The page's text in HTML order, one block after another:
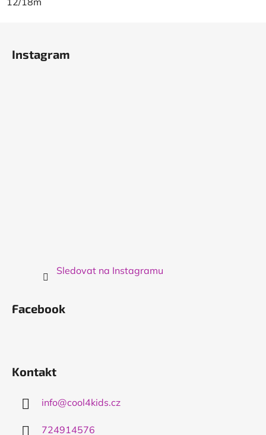
Instagram
Sledovat na Instagramu
Facebook
Kontakt
info@cool4kids.cz
724914576